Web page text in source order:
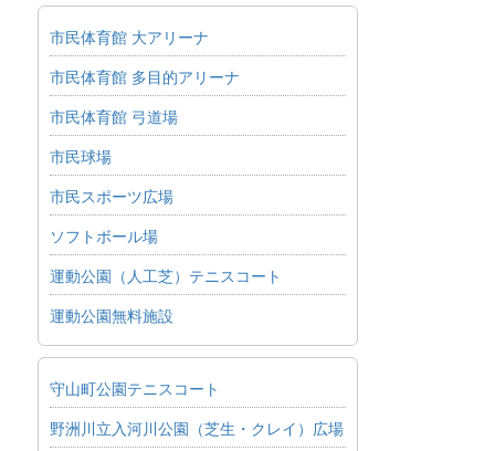
市民体育館 大アリーナ
市民体育館 多目的アリーナ
市民体育館 弓道場
市民球場
市民スポーツ広場
ソフトボール場
運動公園（人工芝）テニスコート
運動公園無料施設
守山町公園テニスコート
野洲川立入河川公園（芝生・クレイ）広場